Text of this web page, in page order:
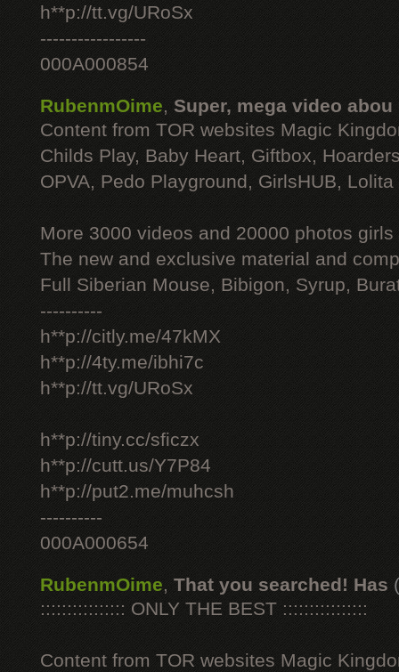
h**p://tt.vg/URoSx
-----------------
000A000854
RubenmOime, Super, mega video abou
Content from TOR websites Magic
Childs Play, Baby Heart, Giftbox,
OPVA, Pedo Playground, GirlsHUB, Lolita
More 3000 videos and 20000 photos
The new and exclusive material and
Full Siberian Mouse, Bibigon, Syrup,
----------
h**p://citly.me/47kMX
h**p://4ty.me/ibhi7c
h**p://tt.vg/URoSx
h**p://tiny.cc/sficzx
h**p://cutt.us/Y7P84
h**p://put2.me/muhcsh
----------
000A000654
RubenmOime, That you searched! Has
:::::::::::::::: ONLY THE BEST ::::::::::::::::
Content from TOR websites Magic